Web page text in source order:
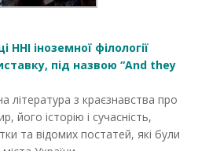
ННІ іноземної філології
під назвою “And they
література з краєзнавства про
його історію і сучасність,
та відомих постатей, які були